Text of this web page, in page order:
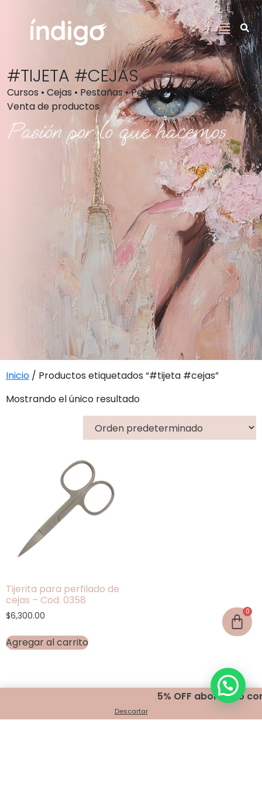
5% OFF abonando
Descartar
#TIJETA #CEJAS
Cursos • Cejas • Pestañas • Peinado • Maquillaje •
Venta de productos
Pasión por lo que hacemos
Inicio / Productos etiquetados “#tijeta #cejas”
Mostrando el único resultado
Tijerita para perfilado de
cejas – Cod. 0358
$6,300.00
Agregar al carrito
Encontranos en